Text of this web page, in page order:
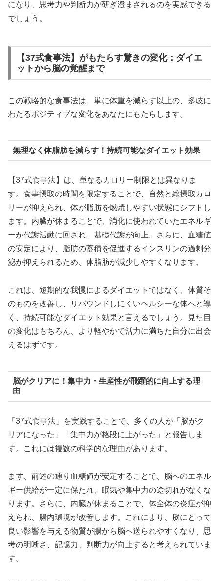
になり、思考力や判断力が研ぎ澄まされるのを実感できる
でしょう。
【37式食事法】がもたらす驚きの変化：ダイエ
ットから脳の覚醒まで
この戦略的な食事法は、単に体重を減らす以上の、多岐に
わたるポジティブな変化をあなたにもたらします。
無理なく体脂肪を減らす！持続可能なダイエット効果
【37式食事法】は、単なるカロリー制限とは異なりま
す。食事摂取の時間を限定することで、自然と総摂取カロ
リーが抑えられ、体が脂肪を燃焼しやすい状態にシフトし
ます。内臓が休まることで、消化に使われていたエネルギ
ーが代謝活動に回され、基礎代謝が向上。さらに、血糖値
の安定により、脂肪の蓄積を促進するインスリンの過剰分
泌が抑えられるため、体脂肪が減少しやすくなります。
これは、短期的な我慢によるダイエットではなく、体質そ
のものを改善し、リバウンドしにくいヘルシーな体へと導
く、持続可能なダイエット効果と言えるでしょう。見た目
の変化はもちろん、より軽やかで活力に満ちた自分に出会
えるはずです。
脳がクリアに！集中力・生産性が飛躍的に向上する理
由
「37式食事法」を実践することで、多くの人が「脳がク
リアになった」「集中力が格段に上がった」と報告しま
す。これには複数の科学的な理由があります。
まず、前述の通り血糖値が安定することで、脳へのエネル
ギー供給が一定に保たれ、眠気や集中力の途切れがなくな
ります。さらに、内臓が休まることで、体全体の炎症が抑
えられ、腸内環境が改善します。これにより、脳にとって
良い影響を与える物質が腸から脳へ送られやすくなり、思
考の明晰さ、記憶力、判断力が向上すると考えられていま
す。